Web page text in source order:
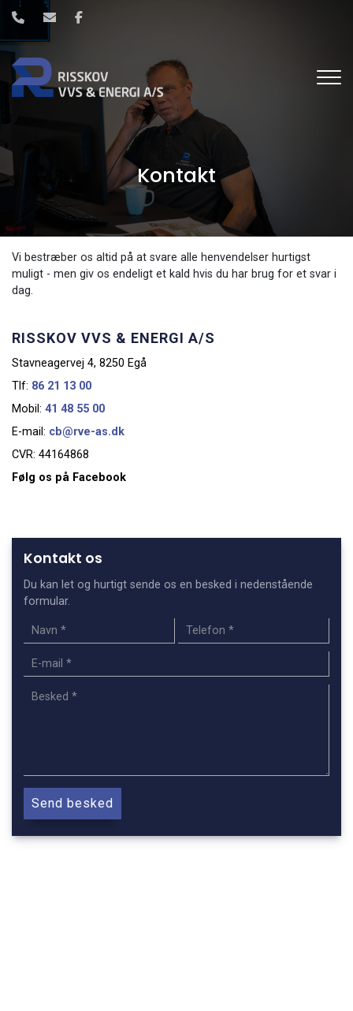
Gå
hovedindhold
Kontakt
Vi bestræber os altid på at svare alle henvendelser hurtigst
muligt - men giv os endeligt et kald hvis du har brug for et svar i
dag.
RISSKOV VVS & ENERGI A/S
Stavneagervej 4, 8250 Egå
Tlf: 86 21 13 00
Mobil: 41 48 55 00
E-mail: cb@rve-as.dk
CVR: 44164868
Følg os på Facebook
Kontakt os
Du kan let og hurtigt sende os en besked i nedenstående
formular.